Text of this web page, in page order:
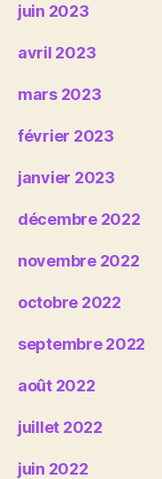
juin 2023
avril 2023
mars 2023
février 2023
janvier 2023
décembre 2022
novembre 2022
octobre 2022
septembre 2022
août 2022
juillet 2022
juin 2022